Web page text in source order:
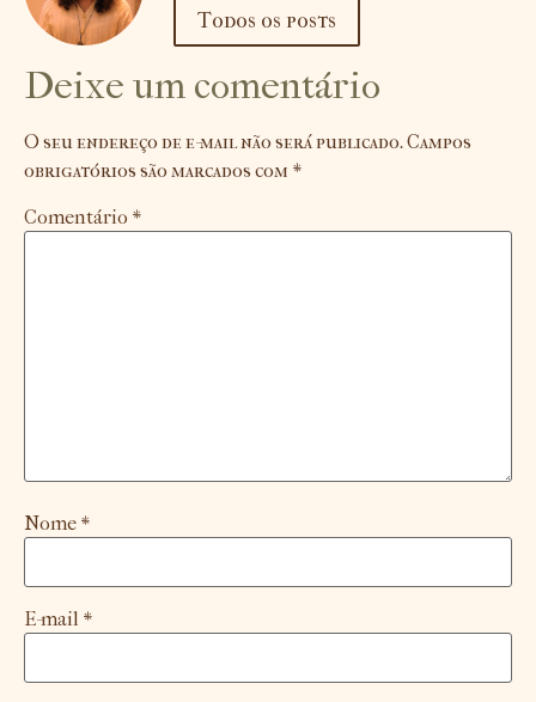
Todos os posts
Deixe um comentário
O seu endereço de e-mail não será publicado.Campos
obrigatórios são marcados com *
Comentário *
Nome *
E-mail *